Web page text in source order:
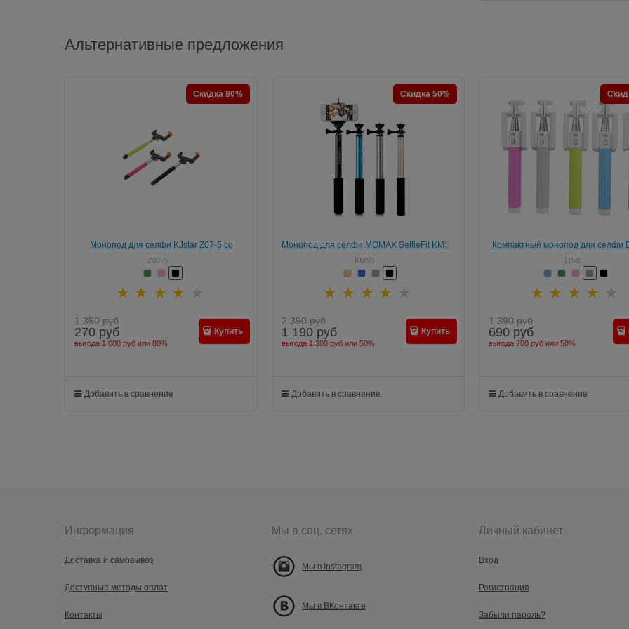
Альтернативные предложения
Монопод для селфи KJstar Z07-5 cо
встроенной Bluetooth кнопкой
Z07-5
Скидка 80%
1 350 руб
270 руб
выгода 1 080 руб или 80%
Купить
Добавить в сравнение
Монопод для селфи MOMAX SelfieFit KMS1
с пультом
KMS1
Скидка 50%
2 390 руб
1 190 руб
выгода 1 200 руб или 50%
Купить
Добавить в сравнение
Компактный монопод для селфи
кнопкой
1150
1 390 руб
690 руб
выгода 700 руб или 50%
Добавить в сравнение
Информация
Доставка и самовывоз
Доступные методы оплат
Контакты
Мы в соц. сетях
Мы в Instagram
Мы в ВКонтакте
Личный кабинет
Вход
Регистрация
Забыли пароль?